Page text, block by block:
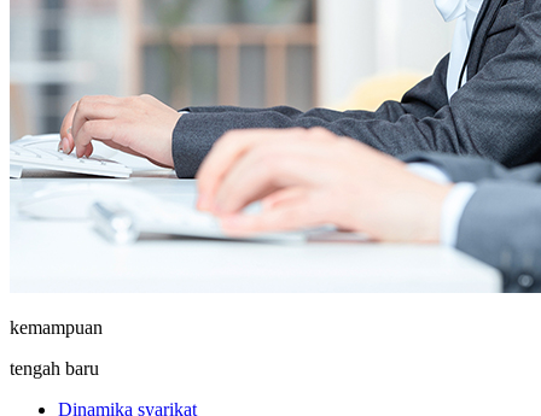
kemampuan
tengah baru
Dinamika syarikat